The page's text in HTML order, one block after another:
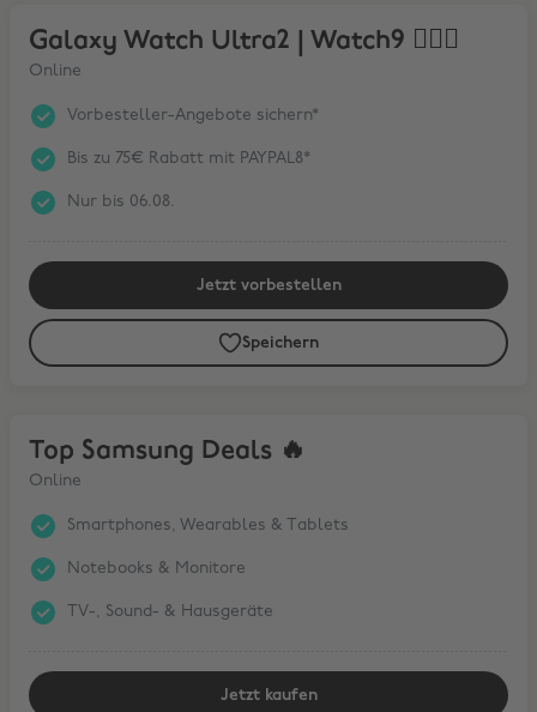
Galaxy Watch Ultra2 | Watch9 🏃🏼‍♀️
Online
Vorbesteller-Angebote sichern*
Bis zu 75€ Rabatt mit PAYPAL8*
Nur bis 06.08.
Jetzt vorbestellen
Speichern
Top Samsung Deals 🔥
Online
Smartphones, Wearables & Tablets
Notebooks & Monitore
TV-, Sound- & Hausgeräte
Jetzt kaufen